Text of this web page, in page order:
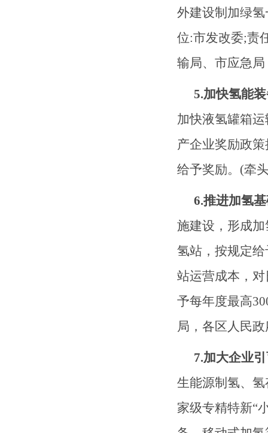
外建设制加绿
位:市发改委;责
输局、市应急
5.加快氢能
加快液氢罐箱
产企业奖励政
给予奖励。 (牵
6.推进加氢
施建设，形成
氢站，按规定
站运营成本，
予每年度最高
局， 各区人民政
7.加大企业
生能源制氢、
家级专精特新“